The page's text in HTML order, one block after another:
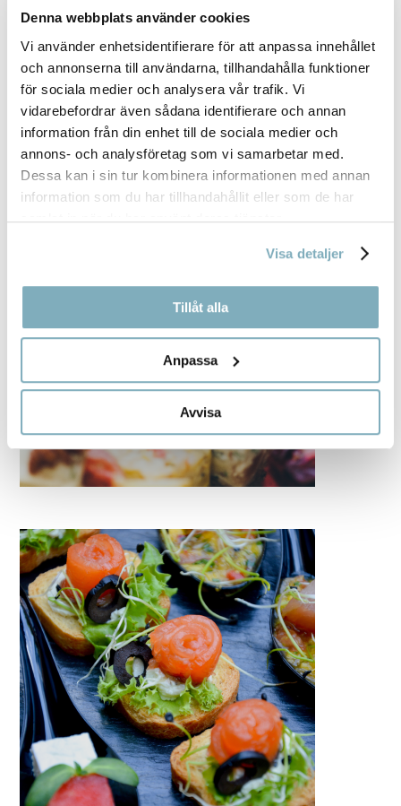
Denna webbplats använder cookies
Vi använder enhetsidentifierare för att anpassa innehållet
och annonserna till användarna, tillhandahålla funktioner
för sociala medier och analysera vår trafik. Vi
vidarebefordrar även sådana identifierare och annan
information från din enhet till de sociala medier och
annons- och analysföretag som vi samarbetar med.
Dessa kan i sin tur kombinera informationen med annan
information som du har tillhandahållit eller som de har
samlat in när du har använt deras tjänster.
Visa detaljer
Tillåt alla
Anpassa
Avvisa